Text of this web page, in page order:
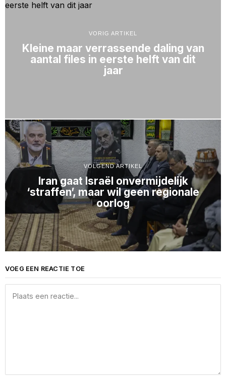
VORIG ARTIKEL
Kleine maar verrassende daling van
aantal files in eerste helft van dit
jaar
VOLGEND ARTIKEL
Iran gaat Israël onvermijdelijk
‘straffen’, maar wil geen regionale
oorlog
VOEG EEN REACTIE TOE